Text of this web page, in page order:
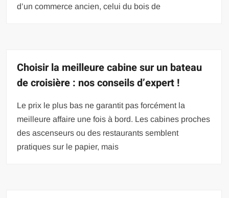
d’un commerce ancien, celui du bois de
Choisir la meilleure cabine sur un bateau
de croisière : nos conseils d’expert !
Le prix le plus bas ne garantit pas forcément la
meilleure affaire une fois à bord. Les cabines proches
des ascenseurs ou des restaurants semblent
pratiques sur le papier, mais